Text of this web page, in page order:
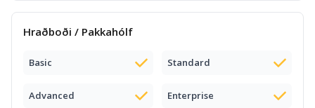
Hraðboði / Pakkahólf
Basic Standard
Advanced Enterprise